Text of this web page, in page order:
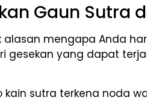
Gaun Sutra
alasan mengapa Anda
gesekan yang dapat
kain sutra terkena noda